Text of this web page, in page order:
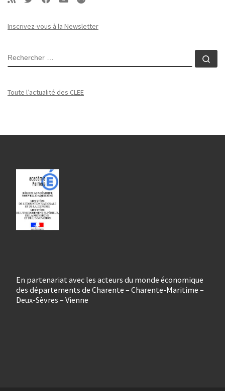
Inscrivez-vous à la Newsletter
RECHERCHER
Toute l’actualité des CLEE
En partenariat avec les acteurs du monde économique
des départements de Charente – Charente-Maritime –
Deux-Sèvres – Vienne